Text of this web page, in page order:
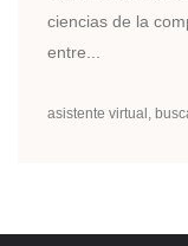
ciencias de la
entre...
asistente virtual